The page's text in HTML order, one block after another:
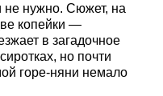
не нужно. Сюжет, на
копейки —
в загадочное
но почти
горе-няни немало